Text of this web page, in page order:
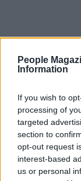
People
Information
If you wish to
processing of
targeted
section to
opt-out request
interest-based
us or personal
Continua
CHI SI FA CHI